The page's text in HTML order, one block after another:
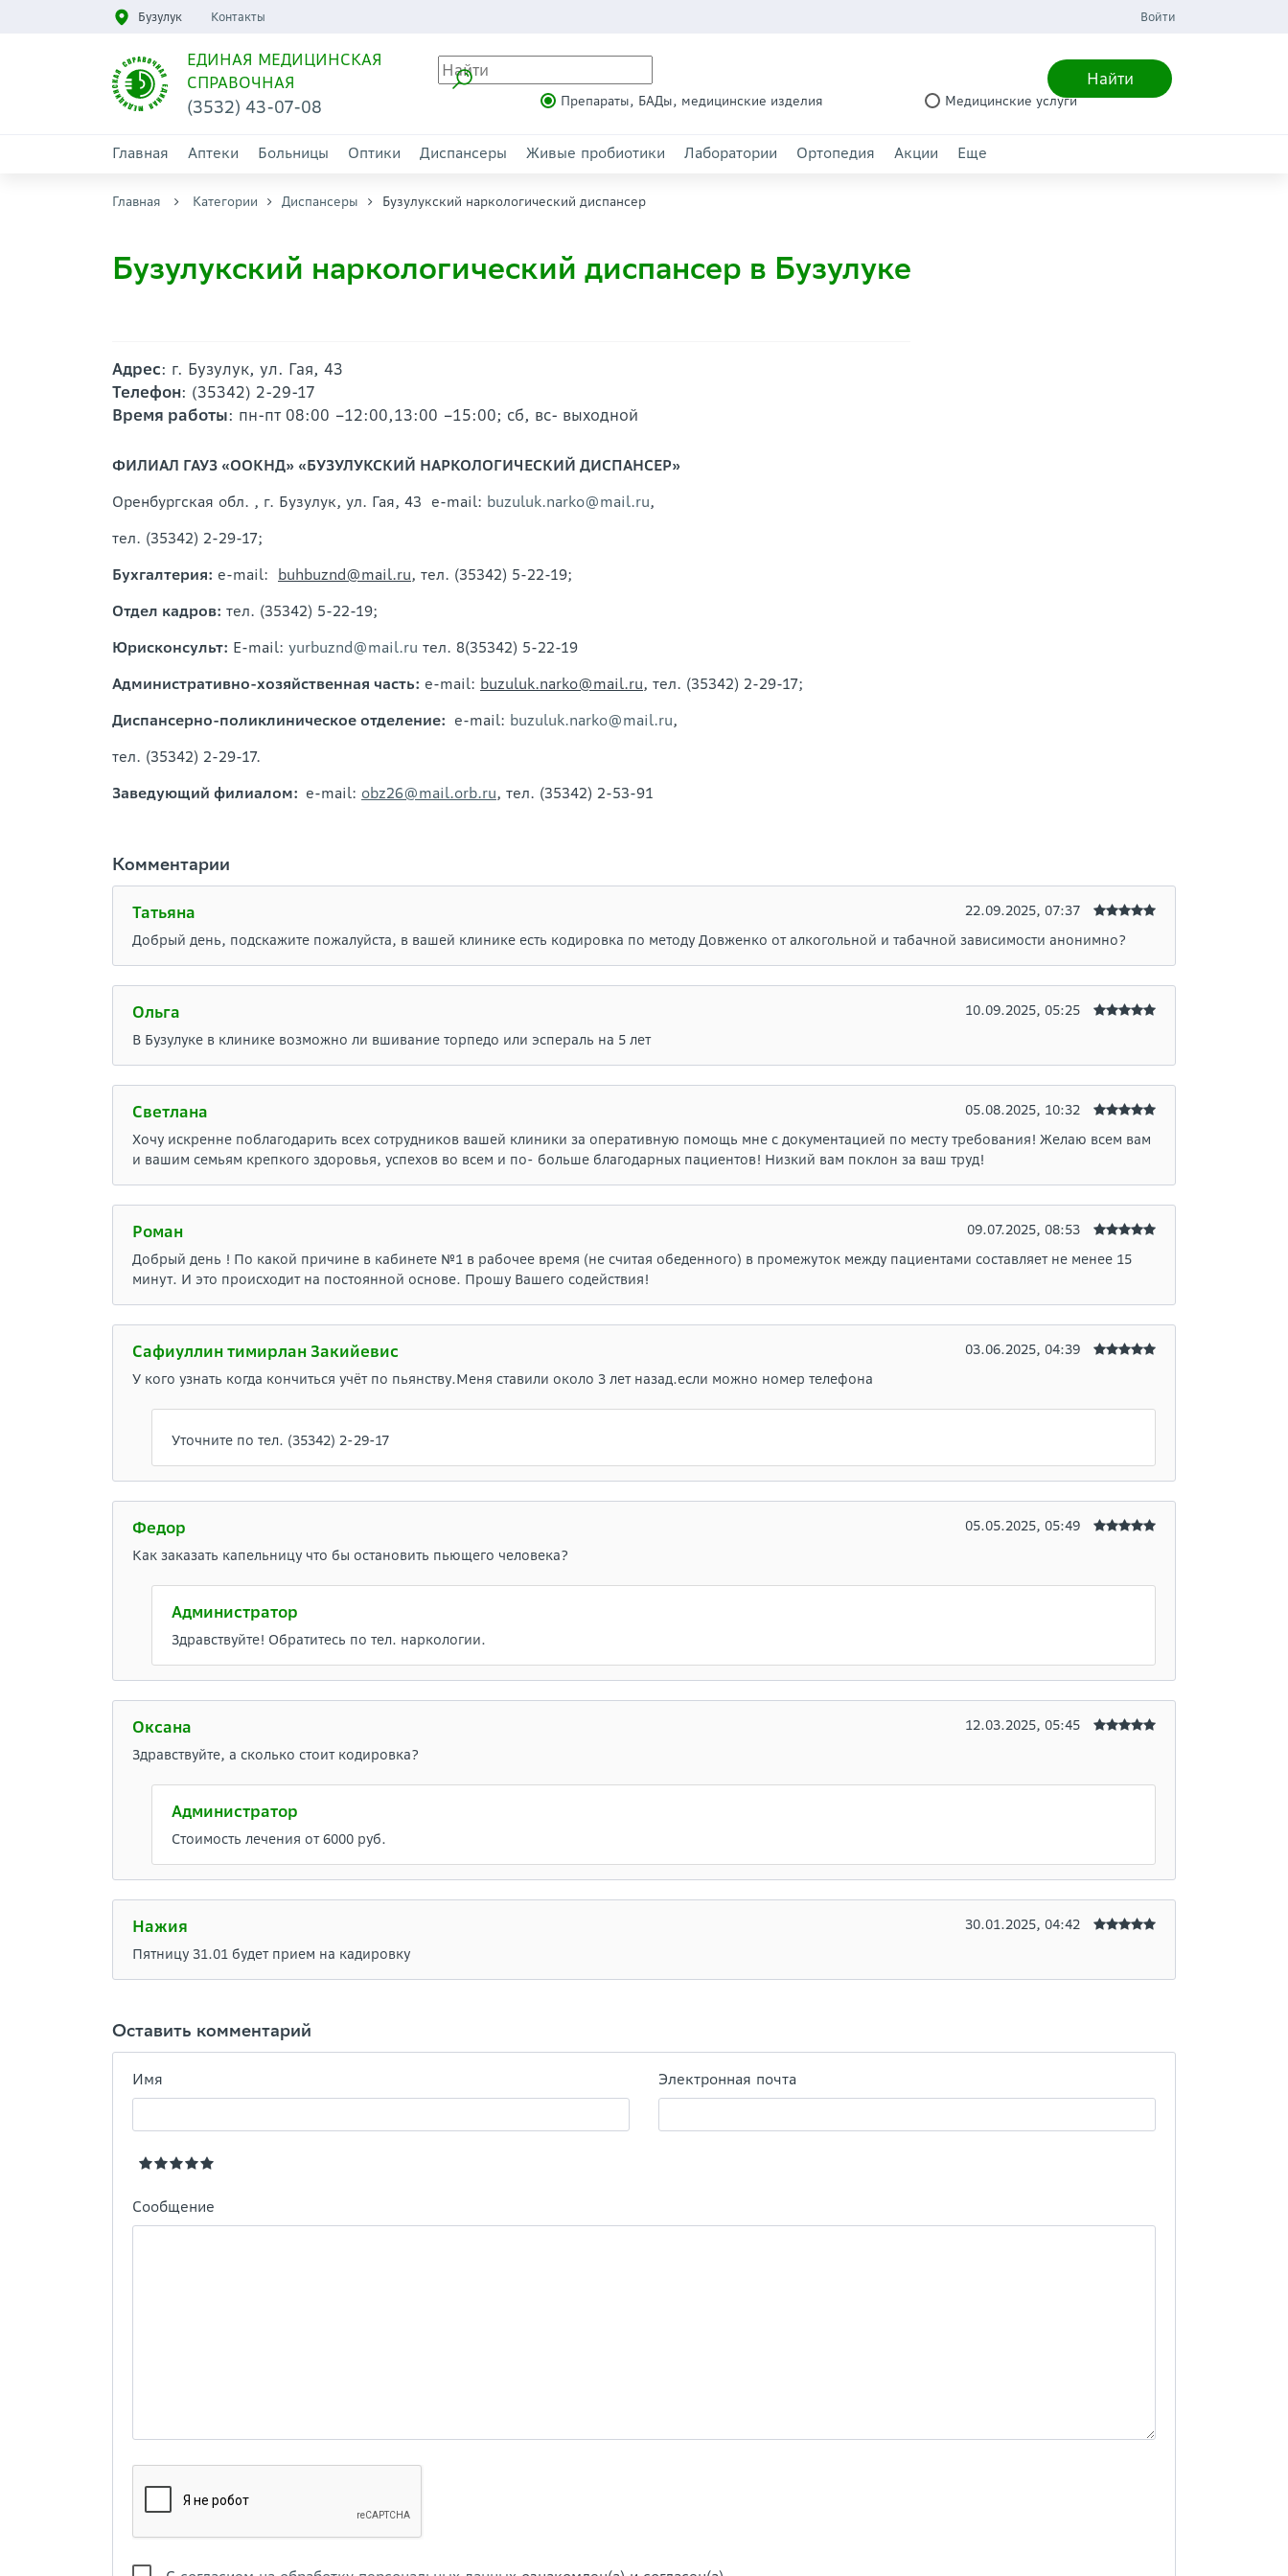
Бузулук Контакты Войти
ЕДИНАЯ МЕДИЦИНСКАЯ
СПРАВОЧНАЯ
(3532) 43-07-08
Найти
Препараты, БАДы, медицинские изделия Медицинские услуги
Главная Аптеки Больницы Оптики Диспансеры Живые пробиотики Лаборатории Ортопедия Акции Еще
Главная Категории Диспансеры Бузулукский наркологический диспансер
Бузулукский наркологический диспансер в Бузулуке
Адрес: г. Бузулук, ул. Гая, 43
Телефон: (35342) 2-29-17
Время работы: пн-пт 08:00 –12:00,13:00 –15:00; сб, вс- выходной
ФИЛИАЛ ГАУЗ «ООКНД» «БУЗУЛУКСКИЙ НАРКОЛОГИЧЕСКИЙ ДИСПАНСЕР»
Оренбургская обл. , г. Бузулук, ул. Гая, 43 e-mail: buzuluk.narko@mail.ru,
тел. (35342) 2-29-17;
Бухгалтерия: e-mail: buhbuznd@mail.ru, тел. (35342) 5-22-19;
Отдел кадров: тел. (35342) 5-22-19;
Юрисконсульт: E-mail: yurbuznd@mail.ru тел. 8(35342) 5-22-19
Административно-хозяйственная часть: e-mail: buzuluk.narko@mail.ru, тел. (35342) 2-29-17;
Диспансерно-поликлиническое отделение: e-mail: buzuluk.narko@mail.ru,
тел. (35342) 2-29-17.
Заведующий филиалом: e-mail: obz26@mail.orb.ru, тел. (35342) 2-53-91
Комментарии
Татьяна
22.09.2025, 07:37
Добрый день, подскажите пожалуйста, в вашей клинике есть кодировка по методу Довженко от алкогольной и табачной зависимости анонимно?
Ольга
10.09.2025, 05:25
В Бузулуке в клинике возможно ли вшивание торпедо или эспераль на 5 лет
Светлана
05.08.2025, 10:32
Хочу искренне поблагодарить всех сотрудников вашей клиники за оперативную помощь мне с документацией по месту требования! Желаю всем вам
и вашим семьям крепкого здоровья, успехов во всем и по- больше благодарных пациентов! Низкий вам поклон за ваш труд!
Роман
09.07.2025, 08:53
Добрый день ! По какой причине в кабинете №1 в рабочее время (не считая обеденного) в промежуток между пациентами составляет не менее 15
минут. И это происходит на постоянной основе. Прошу Вашего содействия!
Сафиуллин тимирлан Закийевис
03.06.2025, 04:39
У кого узнать когда кончиться учёт по пьянству.Меня ставили около 3 лет назад.если можно номер телефона
Уточните по тел. (35342) 2-29-17
Федор
05.05.2025, 05:49
Как заказать капельницу что бы остановить пьющего человека?
Администратор
Здравствуйте! Обратитесь по тел. наркологии.
Оксана
12.03.2025, 05:45
Здравствуйте, а сколько стоит кодировка?
Администратор
Стоимость лечения от 6000 руб.
Нажия
30.01.2025, 04:42
Пятницу 31.01 будет прием на кадировку
Оставить комментарий
Имя Электронная почта
Сообщение